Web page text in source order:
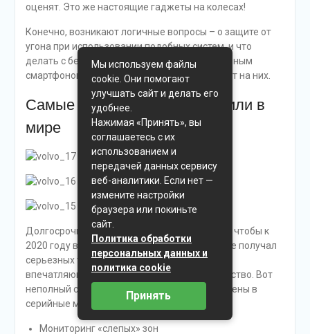
оценят. Это же настоящие гаджеты на колесах!
Конечно, возникают логичные вопросы – о защите от
угона при использовании подобных систем, и что
делать с безключевым доступом с разряженным
смартфоном. Шведы рано или поздно ответят на них.
Самые безопасные автомобили в
мире
Долгосрочная цель компании состоит в том, чтобы к
2020 году в новых Volvo никто не погибал и не получал
серьезных травм в случае аварии. Звучит
впечатляющее. Предпосылок к этому множество. Вот
неполный список систем, которые уже внедрены в
серийные модели Volvo (часть из них опции):
Мониторинг «слепых» зон
Мы используем файлы
cookie. Они помогают
улучшать сайт и делать его
удобнее.
Нажимая «Принять», вы
соглашаетесь с их
использованием и
передачей данных сервису
веб-аналитики. Если нет —
измените настройки
браузера или покиньте
сайт.
Политика обработки
персональных данных и
политика cookie
Принять